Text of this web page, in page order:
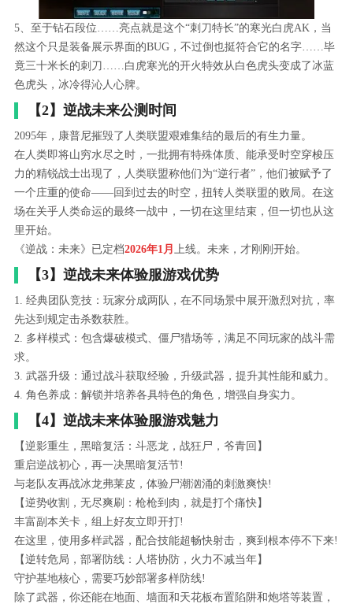
5、至于钻石段位……亮点就是这个“刺刀特长”的寒光白虎AK，当
然这个只是装备展示界面的BUG，不过倒也挺符合它的名字……毕
竟三十米长的刺刀……白虎寒光的开火特效从白色虎头变成了冰蓝
色虎头，冰冷得沁人心脾。
【2】逆战未来公测时间
2095年，康普尼摧毁了人类联盟艰难集结的最后的有生力量。
在人类即将山穷水尽之时，一批拥有特殊体质、能承受时空穿梭压
力的精锐战士出现了，人类联盟称他们为“逆行者”，他们被赋予了
一个庄重的使命——回到过去的时空，扭转人类联盟的败局。在这
场在关乎人类命运的最终一战中，一切在这里结束，但一切也从这
里开始。
《逆战：未来》已定档2026年1月 上线。未来，才刚刚开始。
【3】逆战未来体验服游戏优势
1. 经典团队竞技：玩家分成两队，在不同场景中展开激烈对抗，率
先达到规定击杀数获胜。
2. 多样模式：包含爆破模式、僵尸猎场等，满足不同玩家的战斗需
求。
3. 武器升级：通过战斗获取经验，升级武器，提升其性能和威力。
4. 角色养成：解锁并培养各具特色的角色，增强自身实力。
【4】逆战未来体验服游戏魅力
【逆影重生，黑暗复活：斗恶龙，战狂尸，爷青回】
重启逆战初心，再一决黑暗复活节!
与老队友再战冰龙弗莱皮，体验尸潮汹涌的刺激爽快!
【逆势收割，无尽爽刷：枪枪到肉，就是打个痛快】
丰富副本关卡，组上好友立即开打!
在这里，使用多样武器，配合技能超畅快射击，爽到根本停不下来!
【逆转危局，部署防线：人塔协防，火力不减当年】
守护基地核心，需要巧妙部署多样防线!
除了武器，你还能在地面、墙面和天花板布置陷阱和炮塔等装置，